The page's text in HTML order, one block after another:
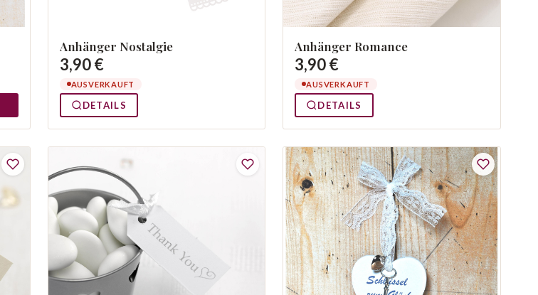
Anhänger Nostalgie
3,90 €
AUSVERKAUFT
DETAILS
Anhänger Romance
3,90 €
AUSVERKAUFT
DETAILS